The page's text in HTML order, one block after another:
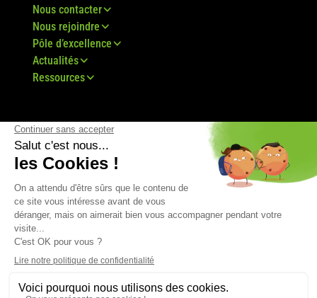
Nous contacter
Nous rejoindre
Pôle d’excellence
Actualités
Ressources
© Groupe Bovis 2024 - Mentions légales
-Plan du site CGV